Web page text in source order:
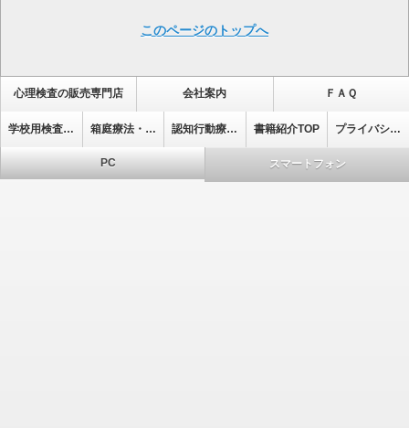
このページのトップへ
心理検査の販売専門店 会社案内 ＦＡＱ
学校用検査・集団式検査 箱庭療法・心理療法ﾄｯﾌﾟ 認知行動療法ﾄｯﾌﾟ 書籍紹介TOP プライバシーポリシー
PC スマートフォン